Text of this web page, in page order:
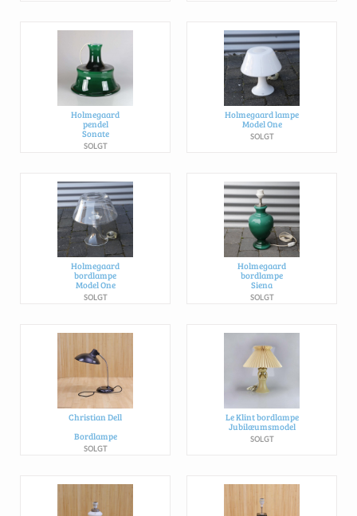
Holmegaard
pendel
Sonate
SOLGT
Holmegaard lampe
Model One
SOLGT
Holmegaard
bordlampe
Model One
SOLGT
Holmegaard
bordlampe
Siena
SOLGT
Christian Dell
Bordlampe
SOLGT
Le Klint bordlampe
Jubilæumsmodel
SOLGT